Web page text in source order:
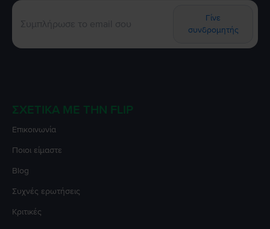
Γίνε
συνδρομητής
ΣΧΕΤΙΚΆ ΜΕ ΤΗΝ FLIP
Επικοινωνία
Ποιοι είμαστε
Blog
Συχνές ερωτήσεις
Κριτικές